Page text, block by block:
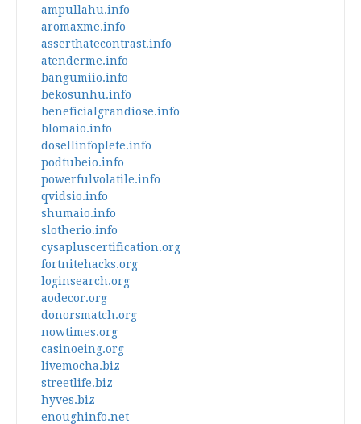
ampullahu.info
aromaxme.info
asserthatecontrast.info
atenderme.info
bangumiio.info
bekosunhu.info
beneficialgrandiose.info
blomaio.info
dosellinfoplete.info
podtubeio.info
powerfulvolatile.info
qvidsio.info
shumaio.info
slotherio.info
cysapluscertification.org
fortnitehacks.org
loginsearch.org
aodecor.org
donorsmatch.org
nowtimes.org
casinoeing.org
livemocha.biz
streetlife.biz
hyves.biz
enoughinfo.net